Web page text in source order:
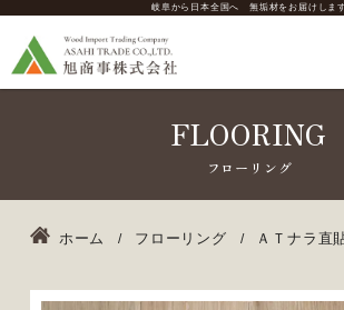
岐阜から日本全国へ 無垢材をお届けしま
FLOORING
ホーム フローリング ＡＴナラ